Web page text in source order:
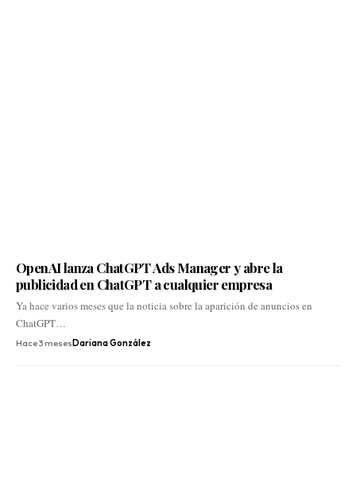
OpenAI lanza ChatGPT Ads Manager y abre la
publicidad en ChatGPT a cualquier empresa
Ya hace varios meses que la noticia sobre la aparición de anuncios en
ChatGPT…
Hace 3 mesesDariana González